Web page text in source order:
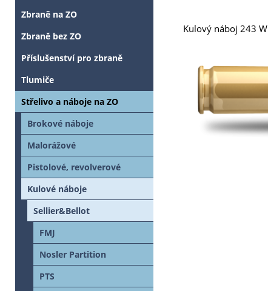
Kulový náboj 243
Zbraně na ZO
Zbraně bez ZO
Příslušenství pro zbraně
Tlumiče
Střelivo a náboje na ZO
Brokové náboje
Malorážové
Pistolové, revolverové
Kulové náboje
Sellier&Bellot
FMJ
Nosler Partition
PTS